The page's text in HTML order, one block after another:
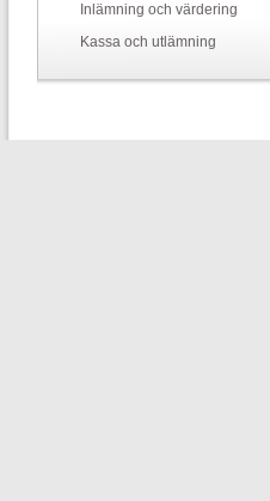
Inlämning och värdering
Kassa och utlämning